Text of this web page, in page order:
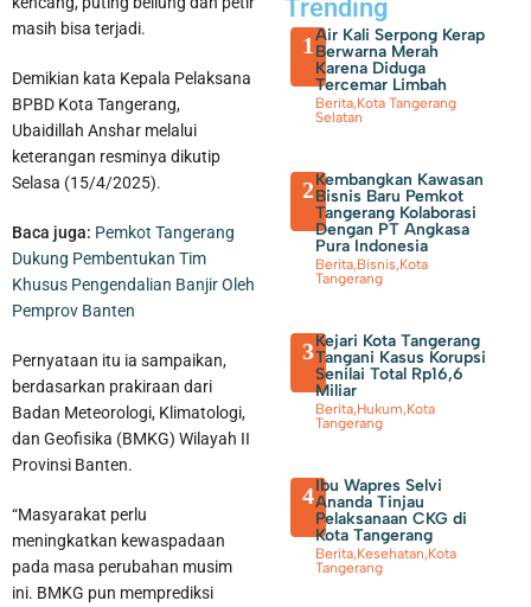
70 Pengurus IPSM Dilantik, Sahrudin Harap Peran PSM Sebagai
masih bisa terjadi.
Demikian kata Kepala Pelaksana
BPBD Kota Tangerang,
Ubaidillah Anshar melalui
keterangan resminya dikutip
Selasa (15/4/2025).
Baca juga: Pemkot Tangerang
Dukung Pembentukan Tim
Khusus Pengendalian Banjir Oleh
Pemprov Banten
Pernyataan itu ia sampaikan,
berdasarkan prakiraan dari
Badan Meteorologi, Klimatologi,
dan Geofisika (BMKG) Wilayah II
Provinsi Banten.
“Masyarakat perlu
meningkatkan kewaspadaan
pada masa perubahan musim
ini. BMKG pun memprediksi
Trending
1 Air Kali Serpong Kerap
Berwarna Merah
Karena Diduga
Tercemar Limbah
Berita,Kota Tangerang
Selatan
2Kembangkan Kawasan
Bisnis Baru Pemkot
Tangerang Kolaborasi
Dengan PT Angkasa
Pura Indonesia
Berita,Bisnis,Kota
Tangerang
3Kejari Kota Tangerang
Tangani Kasus Korupsi
Senilai Total Rp16,6
Miliar
Berita,Hukum,Kota
Tangerang
4Ibu Wapres Selvi
Ananda Tinjau
Pelaksanaan CKG di
Kota Tangerang
Berita,Kesehatan,Kota
Tangerang